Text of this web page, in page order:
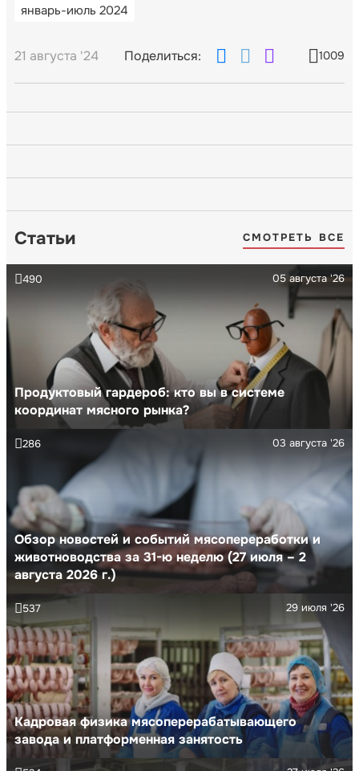
январь-июль 2024
21 августа '24 Поделиться: 1009
Статьи СМОТРЕТЬ ВСЕ
Продуктовый гардероб: кто вы в системе
координат мясного рынка?
05 августа '26
490
Обзор новостей и событий мясопереработки и
животноводства за 31-ю неделю (27 июля – 2
августа 2026 г.)
03 августа '26
286
Кадровая физика мясоперерабатывающего
завода и платформенная занятость
29 июля '26
537